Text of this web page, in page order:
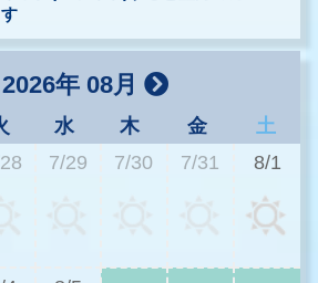
2026年 08月
水 木 金
土
7/29 7/30 7/31 8/1